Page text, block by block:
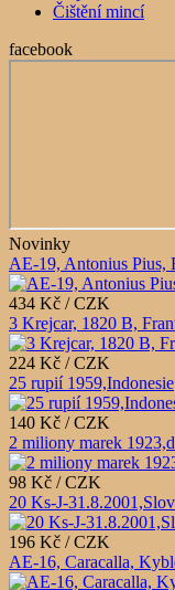
Čištění mincí
facebook
Novinky
AE-19, Antonius Pius,
434 Kč / CZK
3 Krejcar, 1820 B,
224 Kč / CZK
25 rupií 1959,Indonesie
140 Kč / CZK
2 miliony marek
98 Kč / CZK
20 Ks-J-
196 Kč / CZK
AE-16, Caracalla,